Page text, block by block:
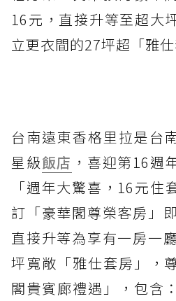
16元，直接升等至超大
立更衣間的27坪超「雅仕
台南遠東香格里拉是台
星級飯店 ，喜迎第16週
「週年大驚喜，16元住
訂「豪華閣尊榮客房」
直接升等為享有一房一
坪寬敞「雅仕套房」，
閣貴賓廊禮遇」，包含